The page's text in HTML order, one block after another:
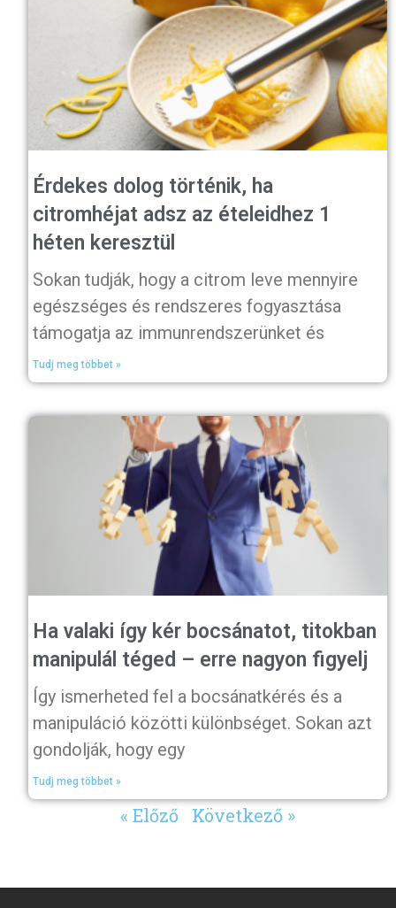
Érdekes dolog történik, ha
citromhéjat adsz az ételeidhez 1
héten keresztül
Sokan tudják, hogy a citrom leve mennyire
egészséges és rendszeres fogyasztása
támogatja az immunrendszerünket és
Tudj meg többet »
Ha valaki így kér bocsánatot, titokban
manipulál téged – erre nagyon figyelj
Így ismerheted fel a bocsánatkérés és a
manipuláció közötti különbséget. Sokan azt
gondolják, hogy egy
Tudj meg többet »
« Előző Következő »